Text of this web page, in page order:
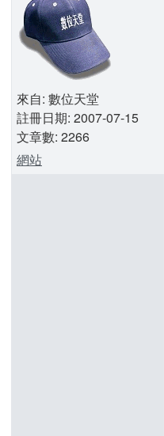
來自: 數位天堂
註冊日期: 2007-07-15
文章數: 2266
網站